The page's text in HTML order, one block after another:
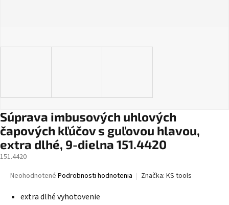
Súprava imbusových uhlových
čapových kľúčov s guľovou hlavou,
extra dlhé, 9-dielna 151.4420
151.4420
Priemerné
produktu
Neohodnotené Podrobnosti hodnotenia Značka: KS tools
extra dlhé vyhotovenie